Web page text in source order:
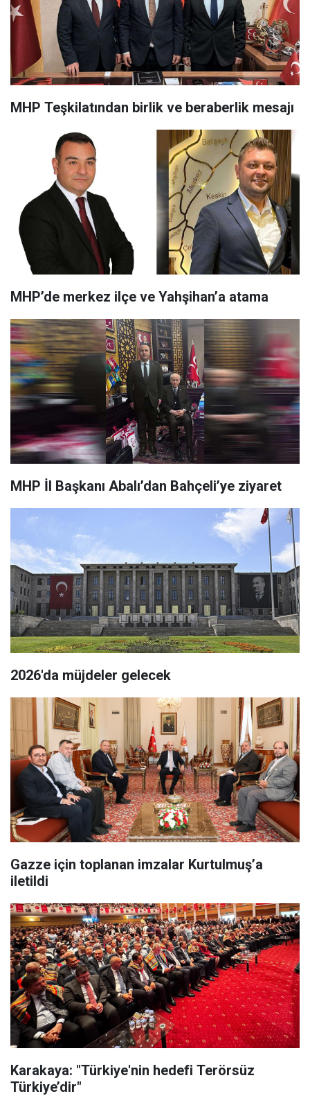
MHP Teşkilatından birlik ve beraberlik mesajı
MHP’de merkez ilçe ve Yahşihan’a atama
MHP İl Başkanı Abalı’dan Bahçeli’ye ziyaret
2026'da müjdeler gelecek
Gazze için toplanan imzalar Kurtulmuş’a
iletildi
Karakaya: "Türkiye'nin hedefi Terörsüz
Türkiye’dir"